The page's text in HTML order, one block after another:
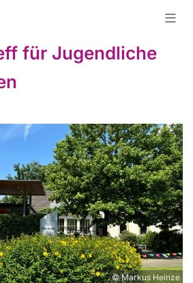
für Jugendliche
© Markus Heinze